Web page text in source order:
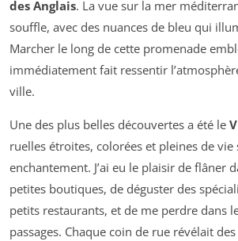
des Anglais. La vue sur la mer
souffle, avec des nuances de bleu qui
Marcher le long de cette promenade
immédiatement fait ressentir
ville.
Une des plus belles découvertes a été le
ruelles étroites, colorées et pleines de
enchantement. J’ai eu le plaisir de flâner
petites boutiques, de déguster des
petits restaurants, et de me perdre dans
passages. Chaque coin de rue révélait